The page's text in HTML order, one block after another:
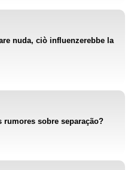
nuda, ciò influenzerebbe la
sobre separação?